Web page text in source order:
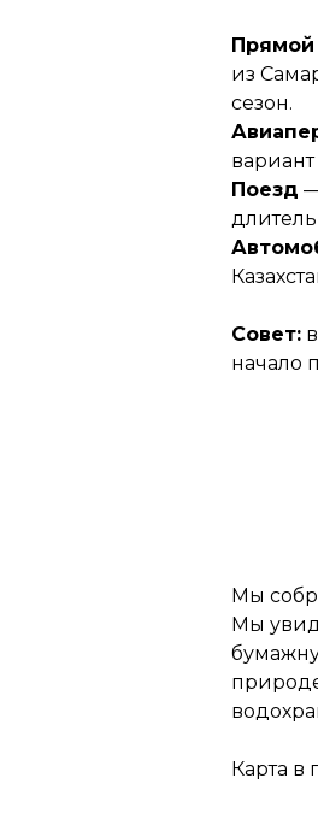
Прямой
из
сезон.
Поезд
Совет:
начало
Мы
Мы
Карта в